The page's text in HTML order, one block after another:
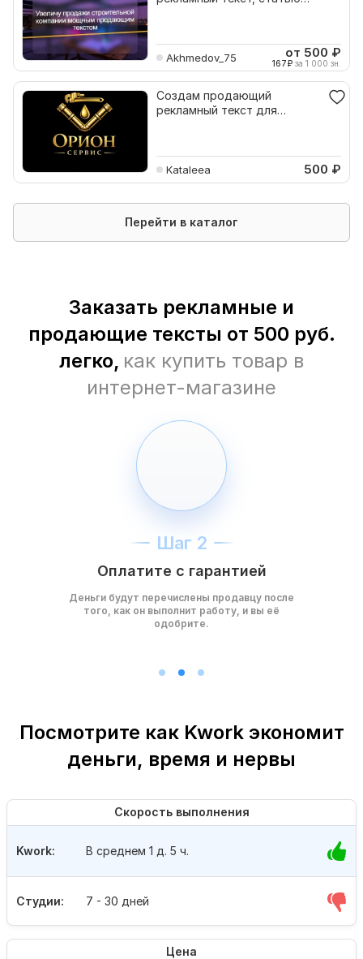
Akhmedov_75 от 500 ₽
167₽ за 1 000 зн.
Создам продающий
рекламный текст для
Kataleea 500 ₽
Перейти в каталог
Заказать рекламные и
продающие тексты от 500 руб.
легко, как купить товар в
интернет-магазине
Шаг 2
Оплатите с гарантией
Деньги будут перечислены продавцу после
того, как он выполнит работу, и вы её
одобрите.
Посмотрите как Kwork экономит
деньги, время и нервы
Скорость выполнения
Студии: 7 - 30 дней
Kwork: В среднем 1 д. 5 ч.
Цена